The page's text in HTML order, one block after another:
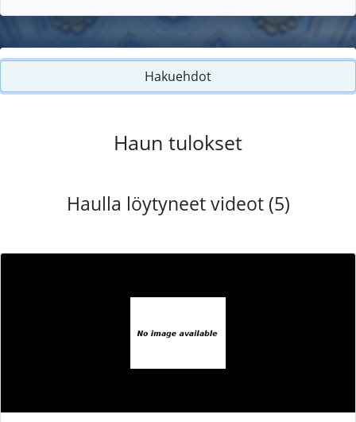
Hakuehdot
Haun tulokset
Haulla löytyneet videot (5)